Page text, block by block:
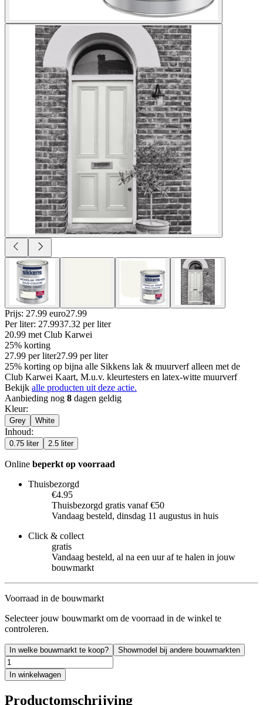
Prijs: 27.99 euro27.99
Per liter: 27.9937.32 per liter
20.99 met Club Karwei
25% korting
27.99 per liter27.99 per liter
25% korting op bijna alle Sikkens lak & muurverf alleen met de
Club Karwei Kaart, M.u.v. kleurtesters en latex-witte muurverf
Bekijk alle producten uit deze actie.
Aanbieding nog 8 dagen geldig
Kleur:
Grey White
Inhoud:
0.75 liter 2.5 liter
Online beperkt op voorraad
Thuisbezorgd
€4.95
Thuisbezorgd gratis vanaf €50
Vandaag besteld, dinsdag 11 augustus in huis
Click & collect
gratis
Vandaag besteld, al na een uur af te halen in jouw
bouwmarkt
Voorraad in de bouwmarkt
Selecteer jouw bouwmarkt om de voorraad in de winkel te
controleren.
In welke bouwmarkt te koop? Showmodel bij andere bouwmarkten
In winkelwagen
Productomschrijving